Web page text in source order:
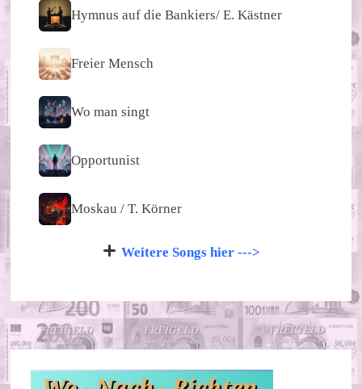
Hymnus auf die Bankiers/ E. Kästner
Freier Mensch
Wo man singt
Opportunist
Moskau / T. Körner
Weitere Songs hier --->